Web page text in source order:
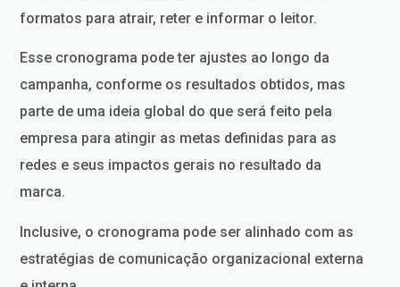
formatos para atrair, reter e informar o leitor.
Esse cronograma pode ter ajustes ao longo da
campanha, conforme os resultados obtidos, mas
parte de uma ideia global do que será feito pela
empresa para atingir as metas definidas para as
redes e seus impactos gerais no resultado da
marca.
Inclusive, o cronograma pode ser alinhado com as
estratégias de comunicação organizacional externa